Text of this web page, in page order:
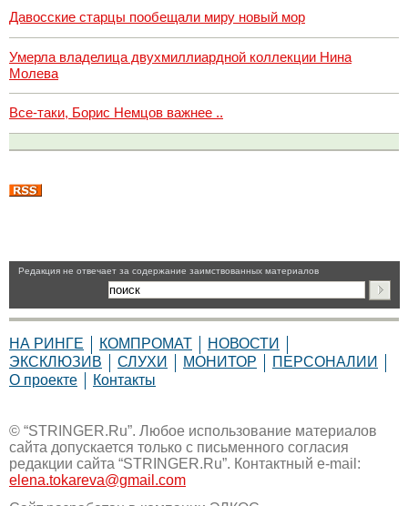
Давосские старцы пообещали миру новый мор
Умерла владелица двухмиллиардной коллекции Нина
Молева
Все-таки, Борис Немцов важнее ..
Pедакция не отвечает за содержание заимствованных материалов
НА РИНГЕ КОМПРОМАТ
НОВОСТИ
ЭКСКЛЮЗИВ
СЛУХИ МОНИТОР
ПЕРСОНАЛИИ
О проекте
Контакты
© “STRINGER.Ru”. Любое использование материалов
сайта допускается только с письменного согласия
редакции сайта “STRINGER.Ru”. Контактный e-mail:
elena.tokareva@gmail.com